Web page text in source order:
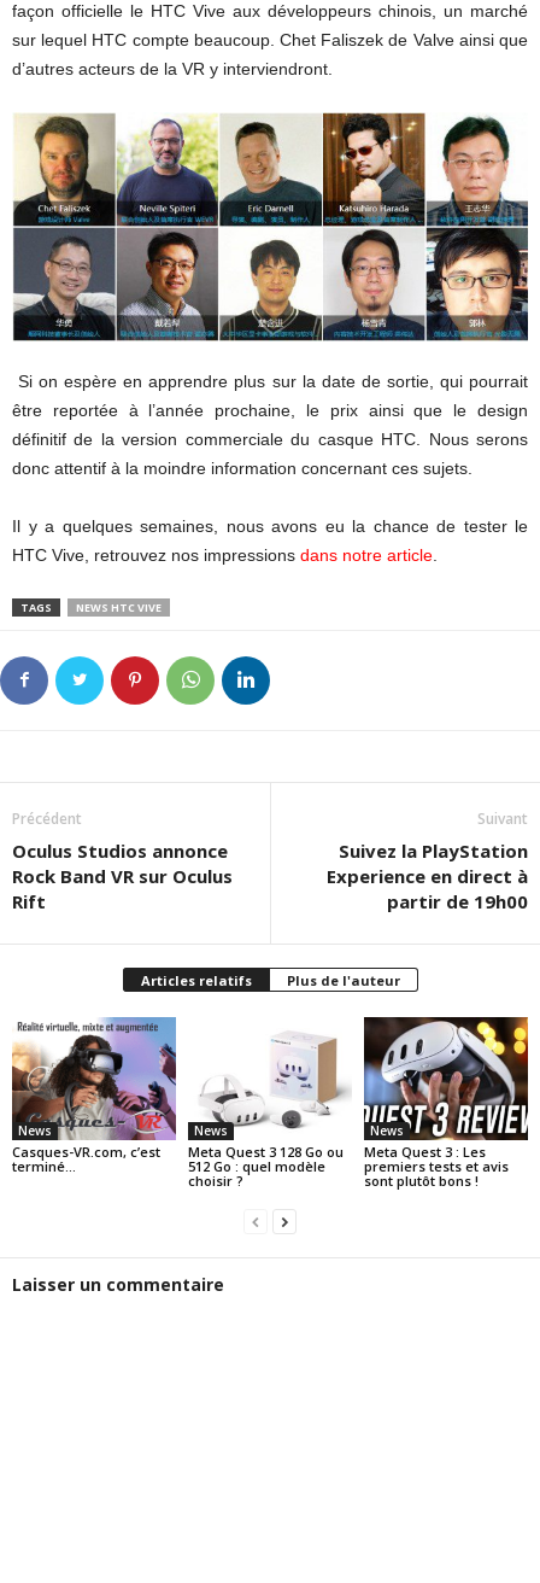
façon officielle le HTC Vive aux développeurs chinois, un marché
sur lequel HTC compte beaucoup. Chet Faliszek de Valve ainsi que
d’autres acteurs de la VR y interviendront.
Si on espère en apprendre plus sur la date de sortie, qui pourrait
être reportée à l’année prochaine, le prix ainsi que le design
définitif de la version commerciale du casque HTC. Nous serons
donc attentif à la moindre information concernant ces sujets.
Il y a quelques semaines, nous avons eu la chance de tester le
HTC Vive, retrouvez nos impressions dans notre article
TAGS NEWS HTC VIVE
Précédent
Oculus Studios annonce
Rock Band VR sur Oculus
Rift
Suivant
Suivez la PlayStation
Experience en direct à
partir de 19h00
Articles relatifs Plus de l'auteur
News
Casques-VR.com, c’est
terminé…
News
Meta Quest 3 128 Go ou
512 Go : quel modèle
choisir ?
News
Meta Quest 3 : Les
premiers tests et avis
sont plutôt bons !
Laisser un commentaire